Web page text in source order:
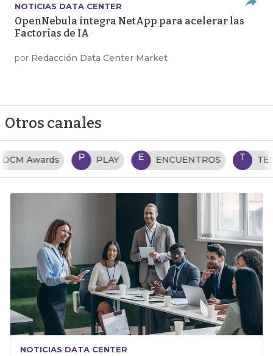
NOTICIAS DATA CENTER
OpenNebula integra NetApp para acelerar las
Factorías de IA
por Redacción Data Center Market
Otros canales
P PLAY E ENCUENTROS T TENDENCIAS TI
NOTICIAS DATA CENTER